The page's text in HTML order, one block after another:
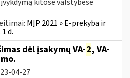
kitose valstybėse
MĮP 2021 » E-prekyba ir
d.
dėl įsakymų VA-2, VA-
04-27